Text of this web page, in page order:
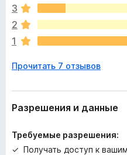
о
к
п
о
а
е
т
3
2
1
Прочитать 7 отзывов
Разрешения и данные
Требуемые разрешения:
Получать доступ к